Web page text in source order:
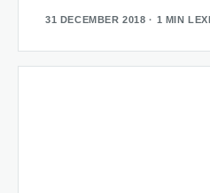
31 DECEMBER 2018 · 1 MIN